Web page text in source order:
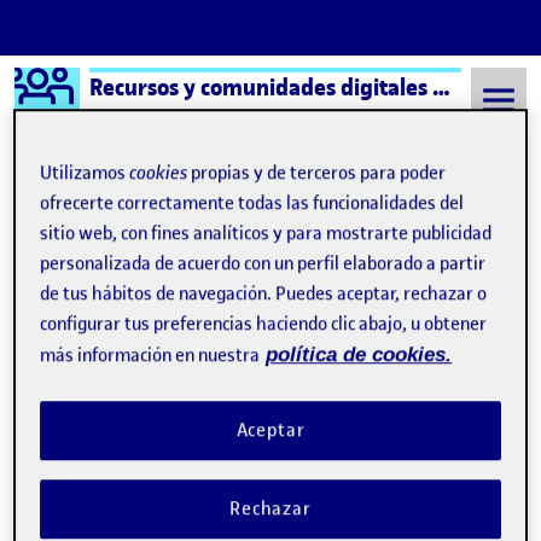
Saltar al contenido
Logo Ágora Recursos y comunidades digitales aula 4
Semestre 20211 - Aula 4 13 Enero, 2022
13 Enero, 2022
Valoración final
Publicado por
María del Carmen Ciborro Hernández
Fecha de publicación
-comentario
Esta asignatura me ha resultado muy complicada, por el trabajo
en remoto, por las nuevas herramientas digitales, y por la carga
de contenidos. Además de trabajar en grupo hemos tenido que
trabajar de forma individual, y eso me ha liado un poco. Pero he
Utilizamoscookies propias y de terceros para poder
ofrecerte correctamente todas las funcionalidades del
sitio web, con fines analíticos y para mostrarte publicidad
personalizada de acuerdo con un perfil elaborado a partir
de tus hábitos de navegación. Puedes aceptar, rechazar o
configurar tus preferencias haciendo clic abajo, u obtener
más información en nuestra política de cookies.
Rechazar
Aceptar